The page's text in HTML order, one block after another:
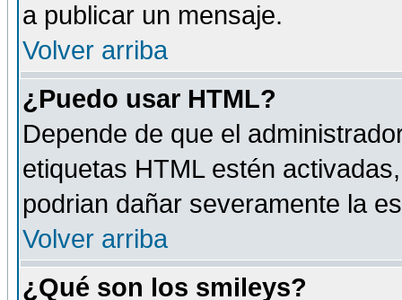
a publicar un mensaje.
Volver arriba
¿Puedo usar HTML?
Depende de que el
etiquetas HTML estén
podrian dañar severamente la
Volver arriba
¿Qué son los smileys?